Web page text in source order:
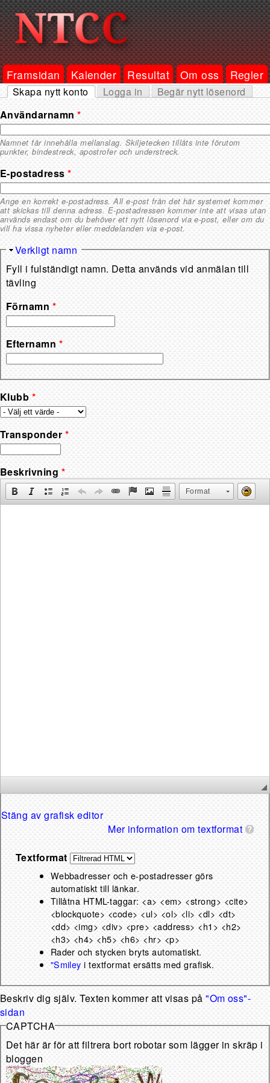
Framsidan Kalender Resultat Om oss Regler
Primära flikar
Skapa nytt konto
Logga in
Begär nytt lösenord
Användarnamn*
Namnet får innehålla mellanslag. Skiljetecken tillåts inte förutom
punkter, bindestreck, apostrofer och understreck.
E-postadress*
Ange en korrekt e-postadress. All e-post från det här systemet kommer
att skickas till denna adress. E-postadressen kommer inte att visas utan
används endast om du behöver ett nytt lösenord via e-post, eller om du
vill ha vissa nyheter eller meddelanden via e-post.
Dölj
Verkligt namn
Fyll i fulständigt namn. Detta används vid anmälan till
tävling
Förnamn *
Efternamn *
Klubb *
Transponder *
Beskrivning *
Format
Stäng av grafisk editor
Mer information om textformat
Textformat
Webbadresser och e-postadresser görs
automatiskt till länkar.
Tillåtna HTML-taggar: <a> <em> <strong> <cite>
<blockquote> <code> <ul> <ol> <li> <dl> <dt>
<dd> <img> <div> <pre> <address> <h1> <h2>
<h3> <h4> <h5> <h6> <hr> <p>
Rader och stycken bryts automatiskt.
"Smiley i textformat ersätts med grafisk.
Beskriv dig själv. Texten kommer att visas på"Om oss"-
sidan
CAPTCHA
Det här är för att filtrera bort robotar som lägger in skräp i
bloggen